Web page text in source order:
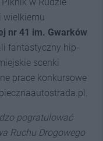
wielkiemu
nr 41 im. Gwarków
fantastyczny hip-
scenki
prace konkursowe
pogratulować
Ruchu Drogowego